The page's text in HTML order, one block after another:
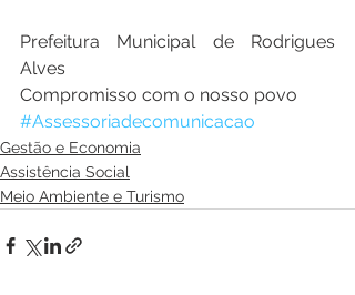
Prefeitura Municipal de Rodrigues
Alves
Compromisso com o nosso povo
#Assessoriadecomunicacao
Gestão e Economia
Assistência Social
Meio Ambiente e Turismo